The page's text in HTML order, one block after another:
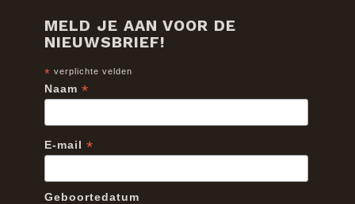
MELD JE AAN VOOR DE
NIEUWSBRIEF!
* verplichte velden
Naam *
E-mail *
Geboortedatum